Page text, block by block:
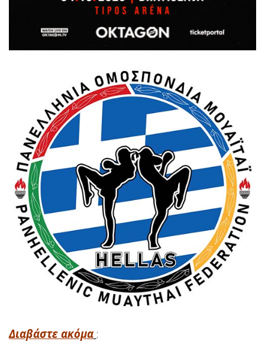
Διαβάστε ακόμα :